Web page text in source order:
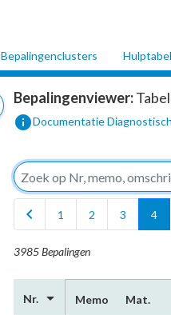
Bepalingenclusters
Bepalingenviewer:
infoDocumentatie
chevron_left
1 2 3 4
3985 Bepalingen
Nr. arrow_drop_down Memo Mat.